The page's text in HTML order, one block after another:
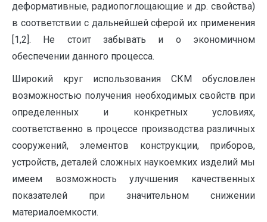
деформативные, радиопоглощающие и др. свойства)
в соответствии с дальнейшей сферой их применения
[1,2]. Не стоит забывать и о экономичном
обеспечении данного процесса.
Широкий круг использования СКМ обусловлен
возможностью получения необходимых свойств при
определенных и конкретных условиях,
соответственно в процессе производства различных
сооружений, элементов конструкции, приборов,
устройств, деталей сложных наукоемких изделий мы
имеем возможность улучшения качественных
показателей при значительном снижении
материалоемкости.